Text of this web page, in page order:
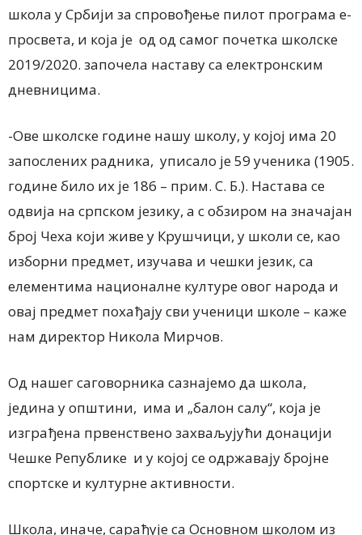
школа у Србији за спровођење пилот програма е-
просвета, и која је од од самог почетка школске
2019/2020. започела наставу са електронским
дневницима.
-Ове школске године нашу школу, у којој има 20
запослених радника, уписало је 59 ученика (1905.
године било их је 186 – прим. С. Б.). Настава се
одвија на српском језику, а с обзиром на значајан
број Чеха који живе у Крушчици, у школи се, као
изборни предмет, изучава и чешки језик, са
елементима националне културе овог народа и
овај предмет похађају сви ученици школе – каже
нам директор Никола Мирчов.
Од нашег саговорника сазнајемо да школа,
једина у општини, има и „балон салу“, која је
изграђена првенствено захваљујући донацији
Чешке Републике и у којој се одржавају бројне
спортске и културне активности.
Школа, иначе, сарађује са Основном школом из